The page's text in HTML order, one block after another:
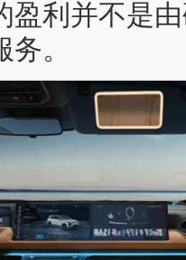
盈利并不是
。